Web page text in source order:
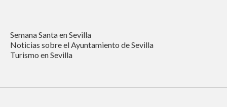
Semana Santa en Sevilla
Noticias sobre el Ayuntamiento de Sevilla
Turismo en Sevilla